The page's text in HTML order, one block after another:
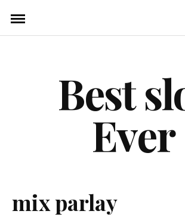
content
Best
Ever
mix parlay